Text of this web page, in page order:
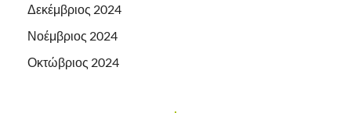
Δεκέμβριος 2024
Νοέμβριος 2024
Οκτώβριος 2024